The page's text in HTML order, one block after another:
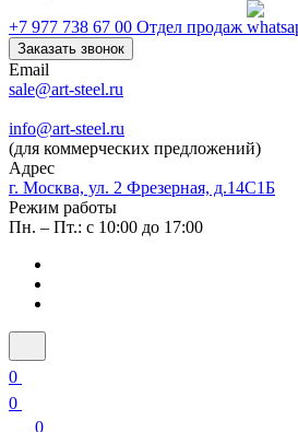
+7 977 738 67 00 Отдел продаж
Заказать звонок
Email
sale@art-steel.ru
info@art-steel.ru
(для коммерческих предложений)
Адрес
г. Москва, ул. 2 Фрезерная, д.14С1Б
Режим работы
Пн. – Пт.: с 10:00 до 17:00
0
0
0